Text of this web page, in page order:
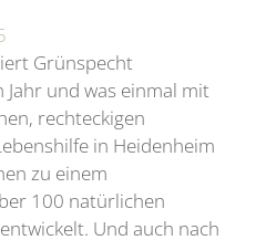
Grünspecht
und was einmal mit
rechteckigen
in Heidenheim
zu einem
100 natürlichen
Und auch nach